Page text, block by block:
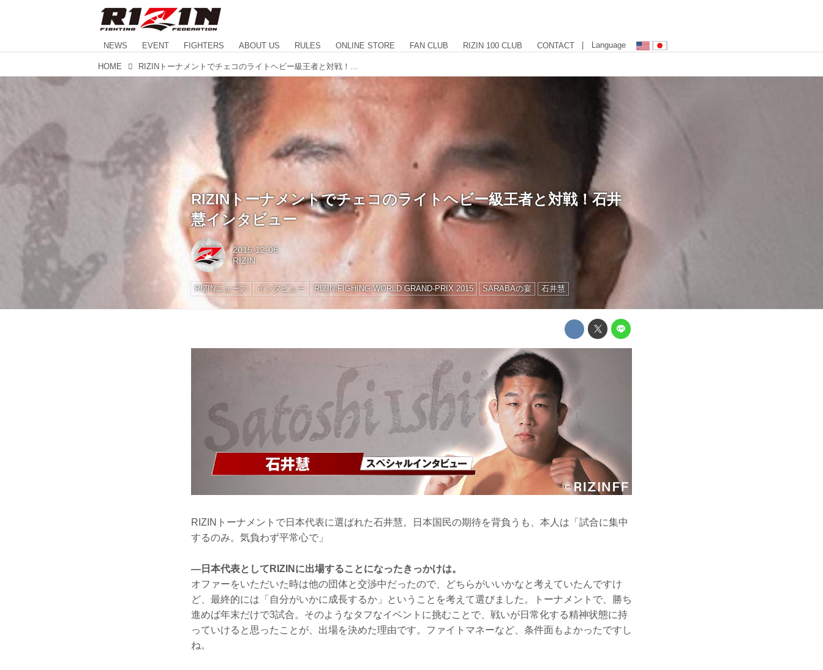
NEWS EVENT FIGHTERS ABOUT US RULES ONLINE STORE FAN CLUB RIZIN 100 CLUB CONTACT | Language
HOME
RIZINトーナメントでチェコのライトヘビー級王者と対戦！石井
慧インタビュー
2015-12-06
RIZIN
RIZINニュース インタビュー RIZIN FIGHING WORLD GRAND-PRIX 2015 SARABAの宴 石井慧
RIZINトーナメントで日本代表に選ばれた石井慧。日本国民の期待を背負うも、本人は「試合に集中
するのみ。気負わず平常心で」
—日本代表としてRIZINに出場することになったきっかけは。
オファーをいただいた時は他の団体と交渉中だったので、どちらがいいかなと考えていたんですけ
ど、最終的には「自分がいかに成長するか」ということを考えて選びました。トーナメントで、勝ち
進めば年末だけで3試合。そのようなタフなイベントに挑むことで、戦いが日常化する精神状態に持
っていけると思ったことが、出場を決めた理由です。ファイトマネーなど、条件面もよかったですし
ね。